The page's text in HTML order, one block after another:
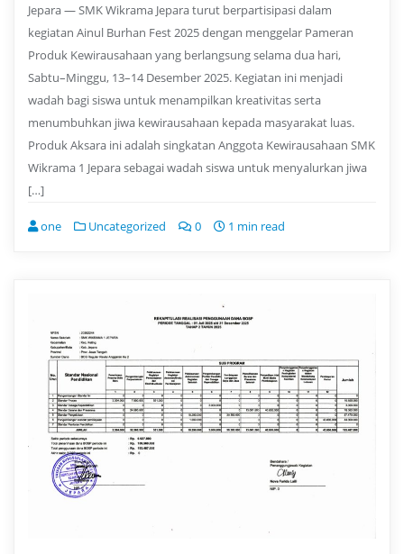
Jepara — SMK Wikrama Jepara turut berpartisipasi dalam
kegiatan Ainul Burhan Fest 2025 dengan menggelar Pameran
Produk Kewirausahaan yang berlangsung selama dua hari,
Sabtu–Minggu, 13–14 Desember 2025. Kegiatan ini menjadi
wadah bagi siswa untuk menampilkan kreativitas serta
menumbuhkan jiwa kewirausahaan kepada masyarakat luas.
Produk Aksara ini adalah singkatan Anggota Kewirausahaan SMK
Wikrama 1 Jepara sebagai wadah siswa untuk menyalurkan jiwa
[…]
one Uncategorized 0 1 min read